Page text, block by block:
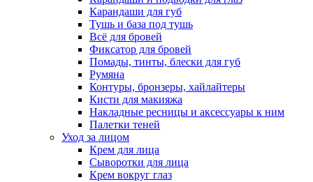
Карандаши для губ
Тушь и база под тушь
Всё для бровей
Фиксатор для бровей
Помады, тинты, блески для губ
Румяна
Контуры, бронзеры, хайлайтеры
Кисти для макияжа
Накладные ресницы и аксессуары к ним
Палетки теней
Уход за лицом
Крем для лица
Сыворотки для лица
Крем вокруг глаз